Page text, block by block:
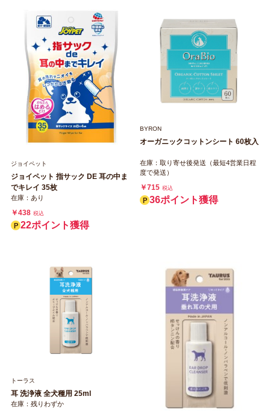
ジョイペット
ジョイペット 指サック DE 耳の中ま
でキレイ 35枚
在庫：あり
￥438 税込
22ポイント獲得
BYRON
オーガニックコットンシート 60枚入
在庫：取り寄せ後発送（最短4営業日程
度で発送）
￥715 税込
36ポイント獲得
トーラス
耳 洗浄液 全犬種用 25ml
在庫：残りわずか